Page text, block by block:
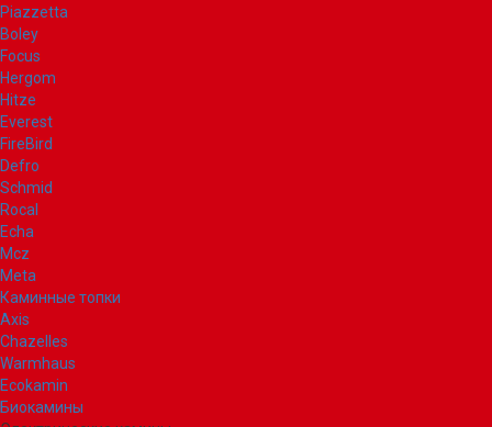
Piazzetta
Boley
Focus
Hergom
Hitze
Everest
FireBird
Defro
Schmid
Rocal
Echa
Mcz
Meta
Каминные топки
Axis
Chazelles
Warmhaus
Ecokamin
Биокамины